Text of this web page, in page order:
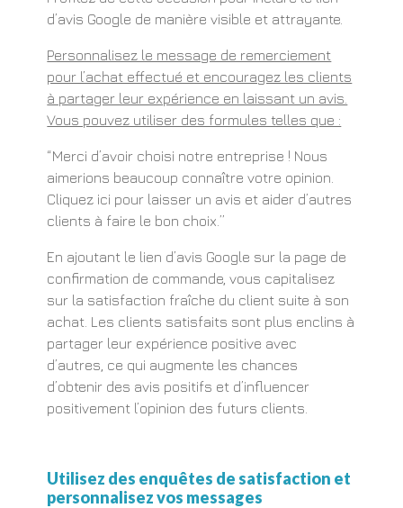
d’avis Google de manière visible et attrayante.
Personnalisez le message de remerciement
pour l’achat effectué et encouragez les clients
à partager leur expérience en laissant un avis.
Vous pouvez utiliser des formules telles que :
“Merci d’avoir choisi notre entreprise ! Nous
aimerions beaucoup connaître votre opinion.
Cliquez ici pour laisser un avis et aider d’autres
clients à faire le bon choix.”
En ajoutant le lien d’avis Google sur la page de
confirmation de commande, vous capitalisez
sur la satisfaction fraîche du client suite à son
achat. Les clients satisfaits sont plus enclins à
partager leur expérience positive avec
d’autres, ce qui augmente les chances
d’obtenir des avis positifs et d’influencer
positivement l’opinion des futurs clients.
Utilisez des enquêtes de satisfaction et
personnalisez vos messages